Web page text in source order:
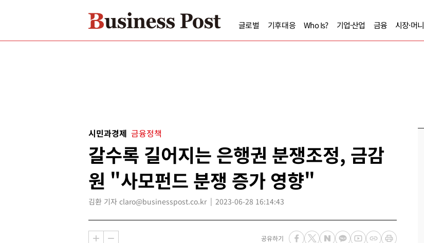
글로벌 기후대응 Who Is? 기업·산업 금융 시장·머니
시민과경제 금융정책
갈수록 길어지는 은행권 분쟁조정, 금감
원 "사모펀드 분쟁 증가 영향"
김환 기자 claro@businesspost.co.kr 2023-06-28 16:14:43
공유하기